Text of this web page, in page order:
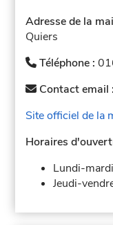
Adresse de la
Quiers
Téléphone :
Contact email :
Site officiel de la
Horaires
Lundi-
Jeudi-